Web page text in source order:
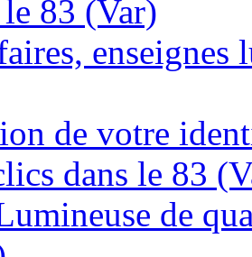
83 (Var)
enseignes
de votre
dans le 83
de